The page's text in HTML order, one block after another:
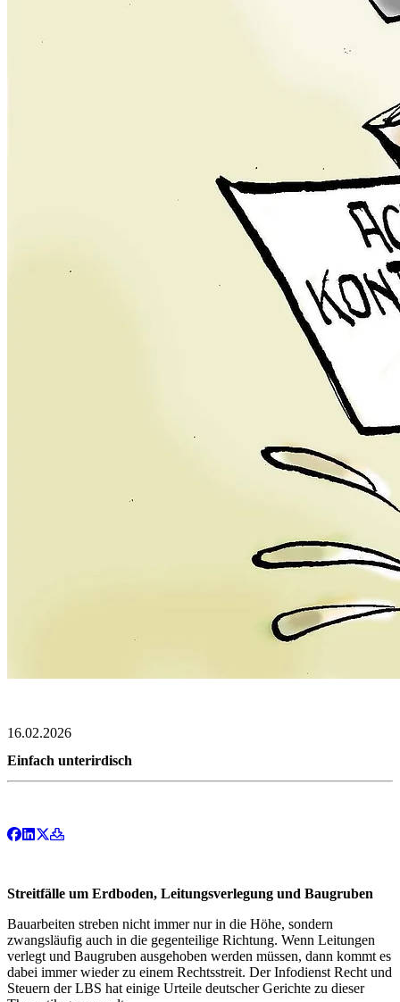
16.02.2026
Einfach unterirdisch
Streitfälle um Erdboden, Leitungsverlegung und Baugruben
Bauarbeiten streben nicht immer nur in die Höhe, sondern
zwangsläufig auch in die gegenteilige Richtung. Wenn Leitungen
verlegt und Baugruben ausge­hoben werden müssen, dann kommt es
dabei immer wieder zu einem Rechts­streit. Der Infodienst Recht und
Steuern der LBS hat einige Urteile deutscher Gerichte zu dieser